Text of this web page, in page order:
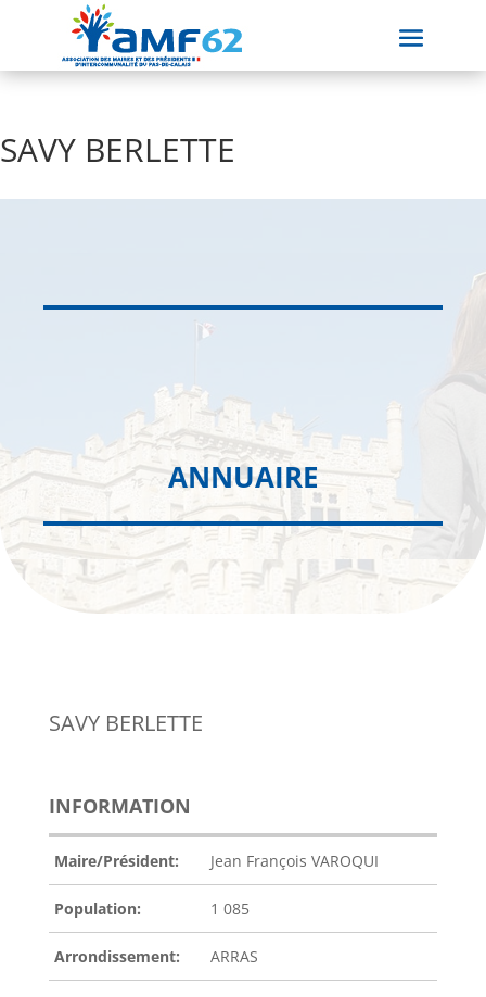
SAVY BERLETTE
ANNUAIRE
SAVY BERLETTE
INFORMATION
Maire/Président: Jean François VAROQUI
Population: 1 085
Arrondissement: ARRAS